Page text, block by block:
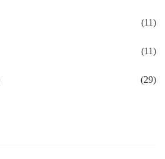
(11)
(11)
(29)